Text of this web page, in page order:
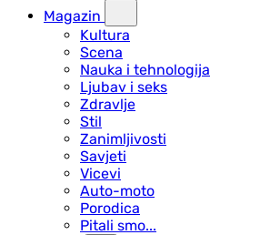
Magazin
Kultura
Scena
Nauka i tehnologija
Ljubav i seks
Zdravlje
Stil
Zanimljivosti
Savjeti
Vicevi
Auto-moto
Porodica
Pitali smo...